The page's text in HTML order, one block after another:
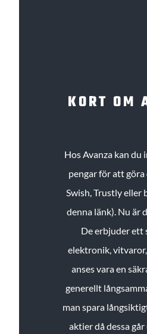
KORT OM
Hos Avanza kan
pengar för att
Swish, Trustly eller
denna länk). Nu är
De erbjuder ett
elektronik,
anses vara en
generellt
man spara
aktier då dessa